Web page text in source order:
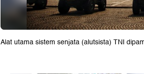
Alat utama sistem senjata (alutsista) TNI